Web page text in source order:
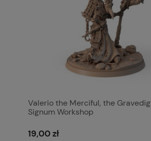
Valerio the Merciful, the
Signum Workshop
19,00 zł